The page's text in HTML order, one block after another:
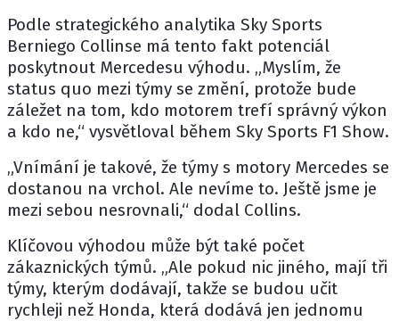
Podle strategického analytika Sky Sports
Berniego Collinse má tento fakt potenciál
poskytnout Mercedesu výhodu. „Myslím, že
status quo mezi týmy se změní, protože bude
záležet na tom, kdo motorem trefí správný výkon
a kdo ne,“ vysvětloval během Sky Sports F1 Show.
„Vnímání je takové, že týmy s motory Mercedes se
dostanou na vrchol. Ale nevíme to. Ještě jsme je
mezi sebou nesrovnali,“ dodal Collins.
Klíčovou výhodou může být také počet
zákaznických týmů. „Ale pokud nic jiného, mají tři
týmy, kterým dodávají, takže se budou učit
rychleji než Honda, která dodává jen jednomu